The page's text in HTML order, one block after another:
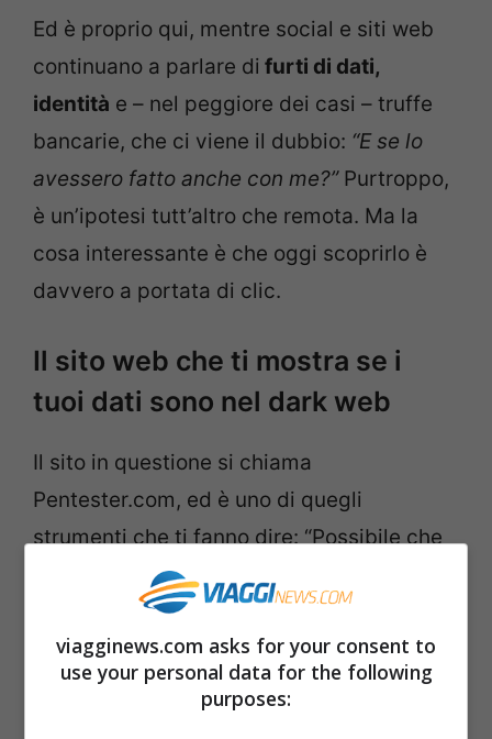
Ed è proprio qui, mentre social e siti web
continuano a parlare di furti di dati,
identità e – nel peggiore dei casi – truffe
bancarie, che ci viene il dubbio: “E se lo
avessero fatto anche con me?”Purtroppo,
è un’ipotesi tutt’altro che remota. Ma la
cosa interessante è che oggi scoprirlo è
davvero a portata di clic.
Il sito web che ti mostra se i
tuoi dati sono nel dark web
Il sito in questione si chiama
Pentester.com, ed è uno di quegli
strumenti che ti fanno dire: “Possibile che
nessuno me ne abbia parlato prima?”. La
cosa interessante (e forse quella che lo
rende tanto appetibile) è che non serve
essere esperti di cybersecurity o parlare in
viagginews.com asks for your consent to
use your personal data for the following
purposes: